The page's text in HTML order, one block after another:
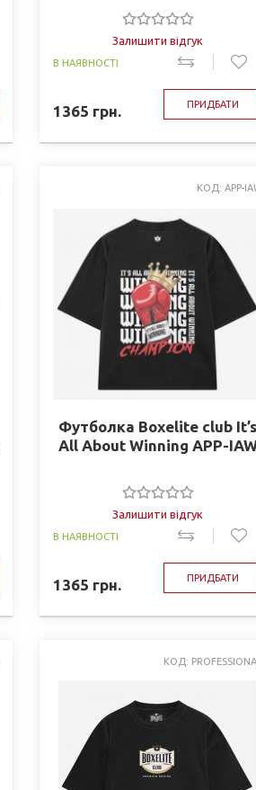
Залишити відгук
В НАЯВНОСТІ
1365 грн. ПРИДБАТИ
КОД: APP-
Футболка Boxelite club It’s
All About Winning APP-
Залишити відгук
В НАЯВНОСТІ
1365 грн. ПРИДБАТИ
КОД: